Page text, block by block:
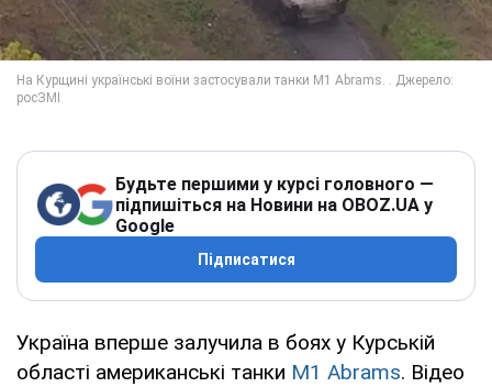
Будьте першими у курсі головного —
підпишіться на Новини на OBOZ.UA у
Google
Підписатися
Україна вперше залучила в боях у Курській
області американські танки M1 Abrams. Відео